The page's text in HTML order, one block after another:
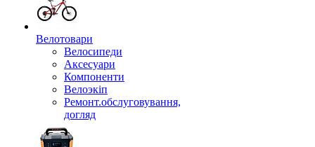
Велотовари
Велосипеди
Аксесуари
Компоненти
Велоэкіп
Ремонт.обслуговування,
догляд